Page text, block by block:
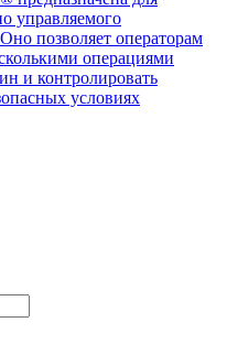
управляемого
позволяет операторам
операциями
и контролировать
условиях